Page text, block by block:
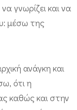
γνωρίζει και να
μέσω της
ανάγκη και
ότι η
καθώς και στην